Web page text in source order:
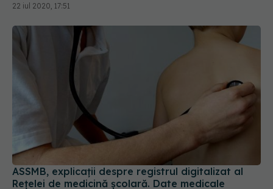
22 iul 2020, 17:51
ASSMB, explicații despre registrul digitalizat al
Rețelei de medicină școlară. Date medicale